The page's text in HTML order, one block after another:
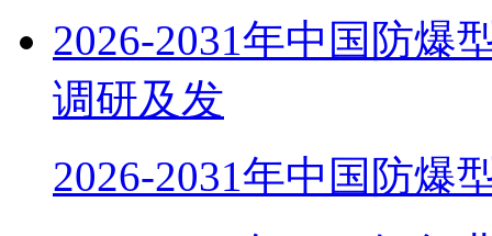
2026-2031年中国防爆
调研及发
2026-2031年中国防爆